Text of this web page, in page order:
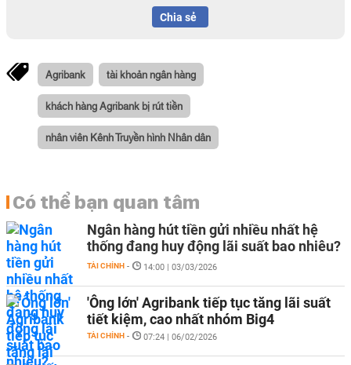
Chia sẻ
Agribank tài khoản ngân hàng
khách hàng Agribank bị rút tiền
nhân viên Kênh Truyền hình Nhân dân
Có thể bạn quan tâm
Ngân hàng hút tiền gửi nhiều nhất hệ
thống đang huy động lãi suất bao nhiêu?
TÀI CHÍNH - 14:00 | 03/03/2026
'Ông lớn' Agribank tiếp tục tăng lãi suất
tiết kiệm, cao nhất nhóm Big4
TÀI CHÍNH - 07:24 | 06/02/2026